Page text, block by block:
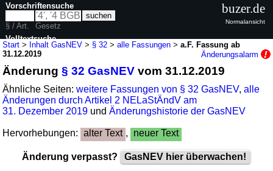
Start > Inhalt GasNEV > § 32 >alle Fassungen >a.F. Fassung ab
31.12.2019
Änderungsalarm
Änderung§ 32 GasNEV vom 31.12.2019
Ähnliche Seiten:weitere Fassungen von § 32 GasNEV,alle
Änderungen durch Artikel 2 NELaStÄndV am
31. Dezember 2019 undÄnderungshistorie der GasNEV
Hervorhebungen: alter Text , neuer Text
Änderung verpasst? GasNEV hier überwachen!
Vorschriftensuche
§ / Art.
Gesetz
Volltextsuche
buzer.de
Normalansicht